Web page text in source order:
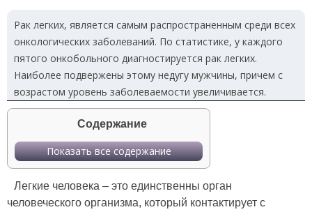
Рак легких, является самым распространенным среди всех
онкологических заболеваний. По статистике, у каждого
пятого онкобольного диагностируется рак легких.
Наиболее подвержены этому недугу мужчины, причем с
возрастом уровень заболеваемости увеличивается.
Содержание
Показать все содержание
Легкие человека – это единственны орган
человеческого организма, который контактирует с